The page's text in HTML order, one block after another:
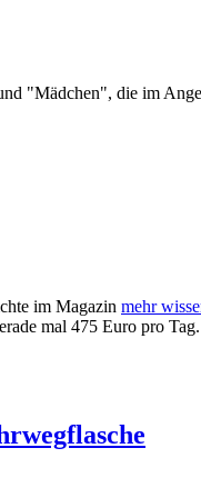
"Mädchen", die im
im Magazin mehr
mal 475 Euro pro